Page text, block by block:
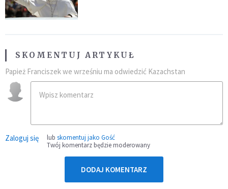
SKOMENTUJ ARTYKUŁ
Papież Franciszek we wrześniu ma odwiedzić Kazachstan
Zaloguj się lub skomentuj jako Gość
Twój komentarz będzie moderowany
DODAJ KOMENTARZ